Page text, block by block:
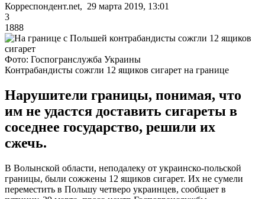
Корреспондент.net, 29 марта 2019, 13:01
3
1888
Фото: Госпогранслужба Украины
Контрабандисты сожгли 12 ящиков сигарет на границе
Нарушители границы, понимая, что
им не удастся доставить сигареты в
соседнее государство, решили их
сжечь.
В Волынской области, неподалеку от украинско-польской
границы, были сожжены 12 ящиков сигарет. Их не сумели
переместить в Польшу четверо украинцев, сообщает в